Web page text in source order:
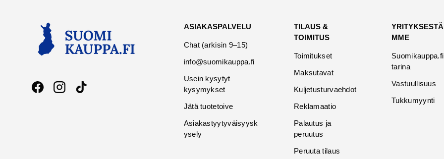
FacebookInstagramTikTok
ASIAKASPALVELU
Chat (arkisin 9–15)
info@suomikauppa.fi
Usein kysytyt
kysymykset
Jätä tuotetoive
Asiakastyytyväisyysk
ysely
TILAUS &
TOIMITUS
Toimitukset
Maksutavat
Kuljetusturvaehdot
Reklamaatio
Palautus ja
peruutus
Peruuta tilaus
YRITYKSESTÄ
MME
Suomikauppa.fi
tarina
Vastuullisuus
Tukkumyynti